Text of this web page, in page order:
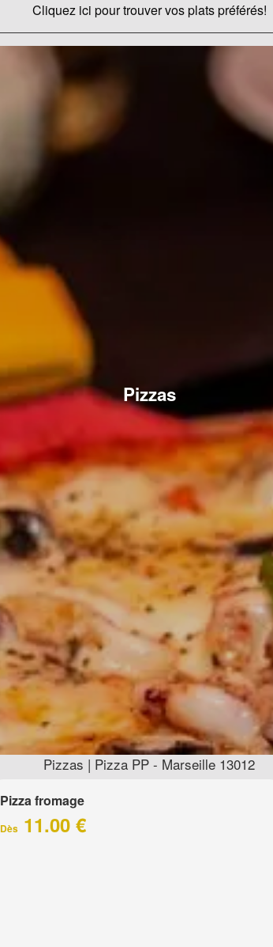
Cliquez ici pour trouver vos plats préférés!
Pizzas
Pizzas | Pizza PP - Marseille 13012
Pizza fromage
Dès11.00 €